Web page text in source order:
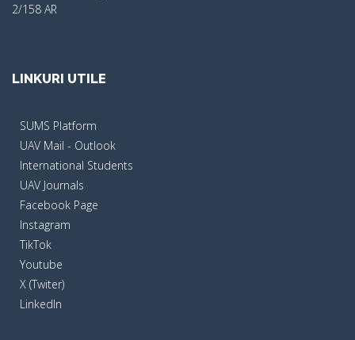
2/158 AR
LINKURI UTILE
SUMS Platform
UAV Mail - Outlook
International Students
UAV Journals
Facebook Page
Instagram
TikTok
Youtube
X (Twiter)
LinkedIn